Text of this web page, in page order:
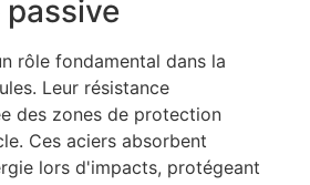
passive
rôle fondamental dans la
Leur résistance
des zones de protection
Ces aciers absorbent
lors d'impacts, protégeant